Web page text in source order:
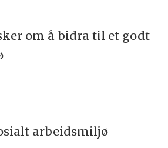
om å bidra til et godt
arbeidsmiljø